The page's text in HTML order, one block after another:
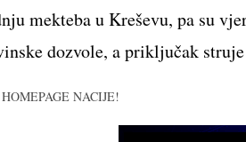
mekteba u Kreševu, pa su
dozvole, a priključak
NACIJE!